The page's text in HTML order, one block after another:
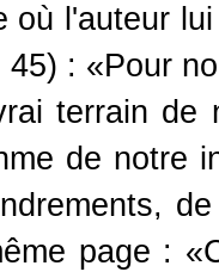
où l'auteur
: «Pour
terrain
de notre
page :